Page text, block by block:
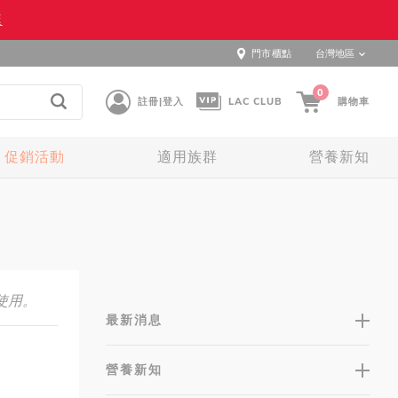
門市櫃點 台灣地區
註冊|登入 LAC CLUB
0
購物車
促銷活動 適用族群 營養新知
。
最新消息
營養新知